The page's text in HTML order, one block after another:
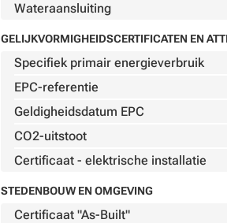
Wateraansluiting
GELIJKVORMIGHEIDSCERTIFICATEN EN
Specifiek primair energieverbruik
EPC-referentie
Geldigheidsdatum EPC
CO2-uitstoot
Certificaat - elektrische installatie
STEDENBOUW EN OMGEVING
Certificaat "As-Built"